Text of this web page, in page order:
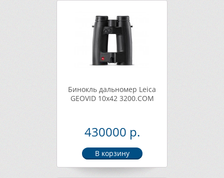
Бинокль дальномер Leica
GEOVID 10x42 3200.COM
430000 р.